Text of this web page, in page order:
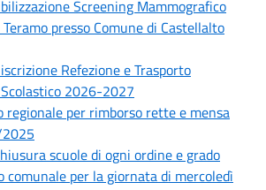
Screening Mammografico
presso Comune di Castellalto
Refezione e Trasporto
2026-2027
regionale per rimborso rette e mensa
scuole di ogni ordine e grado
per la giornata di mercoledì